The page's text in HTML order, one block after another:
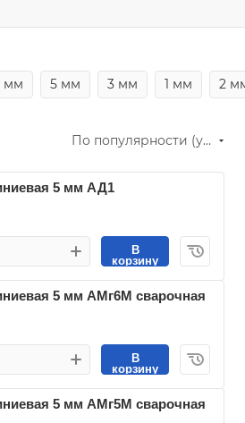
мм 5 мм 3 мм 1 мм 2
По популярности (убывание)
5 мм АД1
В
корзину
5 мм АМг6М сварочная
В
корзину
5 мм АМг5М сварочная